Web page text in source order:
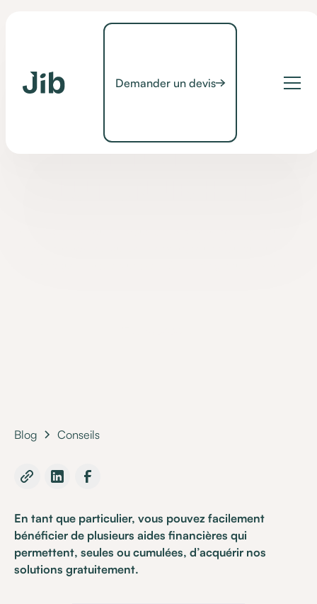
Demander un devis
Conseils
FAIRE FINANCER MA
Blog Conseils
En tant que particulier, vous pouvez facilement
bénéficier de plusieurs aides financières qui
permettent, seules ou cumulées, d’acquérir nos
solutions gratuitement.